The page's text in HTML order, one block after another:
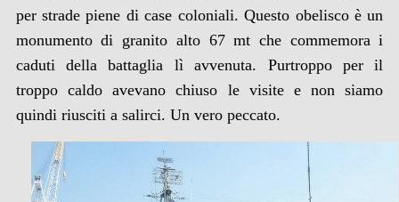
per strade piene di case coloniali. Questo obelisco è un
monumento di granito alto 67 mt che commemora i
caduti della battaglia lì avvenuta. Purtroppo per il
troppo caldo avevano chiuso le visite e non siamo
quindi riusciti a salirci. Un vero peccato.